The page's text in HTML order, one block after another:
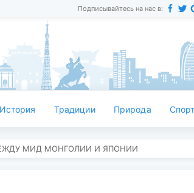
Подписывайтесь на нас в:
История Традиции Природа Спорт
МИД МОНГОЛИИ И ЯПОНИИ